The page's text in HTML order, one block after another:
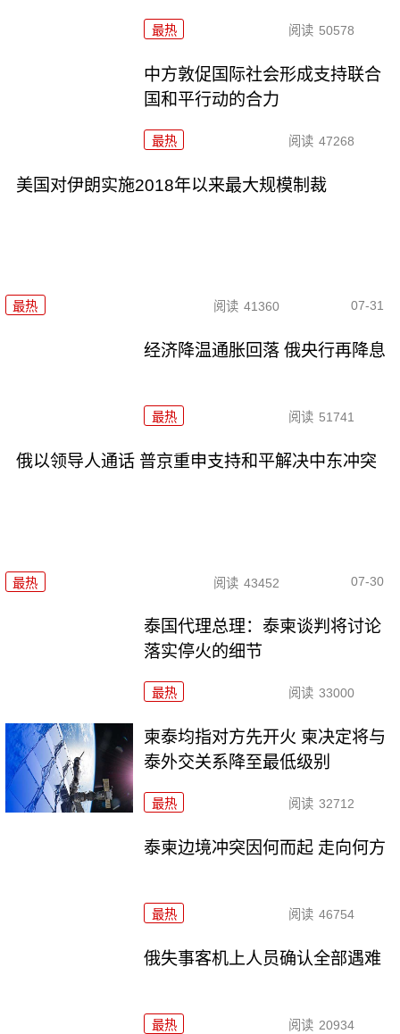
最热 阅读 50578
中方敦促国际社会形成支持联合
国和平行动的合力
最热 阅读 47268
美国对伊朗实施2018年以来最大规模制裁
最热 阅读 41360 07-31
经济降温通胀回落 俄央行再降息
最热 阅读 51741
俄以领导人通话 普京重申支持和平解决中东冲突
最热 阅读 43452 07-30
泰国代理总理：泰柬谈判将讨论
落实停火的细节
最热 阅读 33000
柬泰均指对方先开火 柬决定将与
泰外交关系降至最低级别
最热 阅读 32712
泰柬边境冲突因何而起 走向何方
最热 阅读 46754
俄失事客机上人员确认全部遇难
最热 阅读 20934